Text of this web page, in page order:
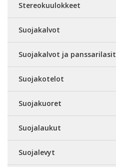
Stereokuulokkeet
Suojakalvot
Suojakalvot ja panssarilasit
Suojakotelot
Suojakuoret
Suojalaukut
Suojalevyt